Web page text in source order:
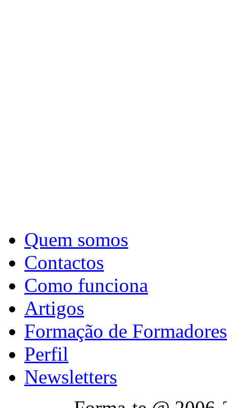
Quem somos
Contactos
Como funciona
Artigos
Formação de Formadores
Perfil
Newsletters